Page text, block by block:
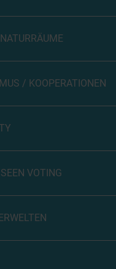
/ KOOPERATIONEN
VOTING